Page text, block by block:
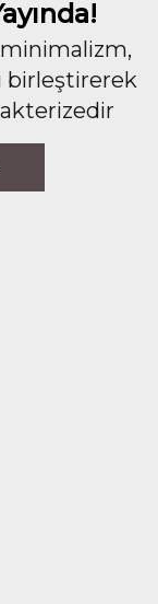
minimalizm,
birleştirerek